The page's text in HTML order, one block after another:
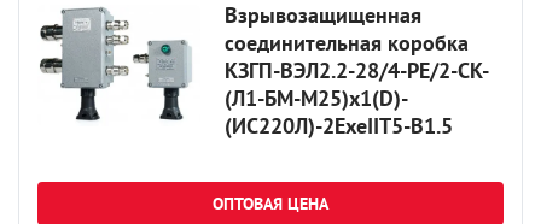
Взрывозащищенная
соединительная коробка
КЗГП-ВЭЛ2.2-28/4-PE/2-CK-
(Л1-БМ-М25)х1(D)-
(ИС220Л)-2ExeIIT5-B1.5
ОПТОВАЯ ЦЕНА